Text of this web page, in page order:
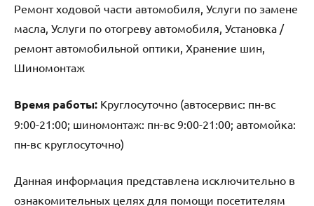
Ремонт ходовой части автомобиля, Услуги по замене
масла, Услуги по отогреву автомобиля, Установка /
ремонт автомобильной оптики, Хранение шин,
Шиномонтаж
Время работы: Круглосуточно (автосервис: пн-вс
9:00-21:00; шиномонтаж: пн-вс 9:00-21:00; автомойка:
пн-вс круглосуточно)
Данная информация представлена исключительно в
ознакомительных целях для помощи посетителям